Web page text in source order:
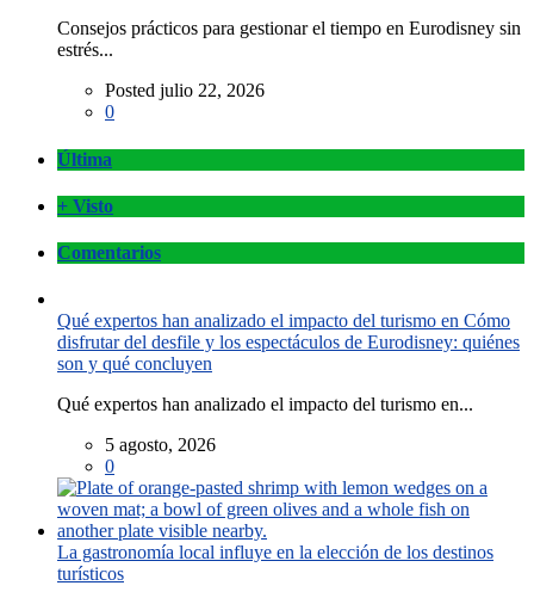
Consejos prácticos para gestionar el tiempo en Eurodisney sin
estrés...
Posted julio 22, 2026
0
Última
+ Visto
Comentarios
Qué expertos han analizado el impacto del turismo en Cómo
disfrutar del desfile y los espectáculos de Eurodisney: quiénes
son y qué concluyen
Qué expertos han analizado el impacto del turismo en...
5 agosto, 2026
0
La gastronomía local influye en la elección de los destinos
turísticos